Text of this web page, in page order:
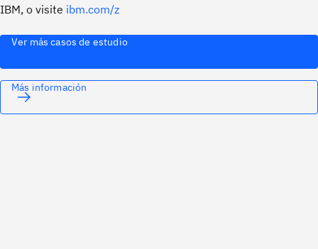
IBM, o visite ibm.com/z
Ver más casos de estudio
Más información